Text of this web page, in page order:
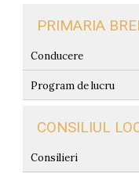
PRIMARIA
Conducere
Program de lucru
CONSILIUL
Consilieri